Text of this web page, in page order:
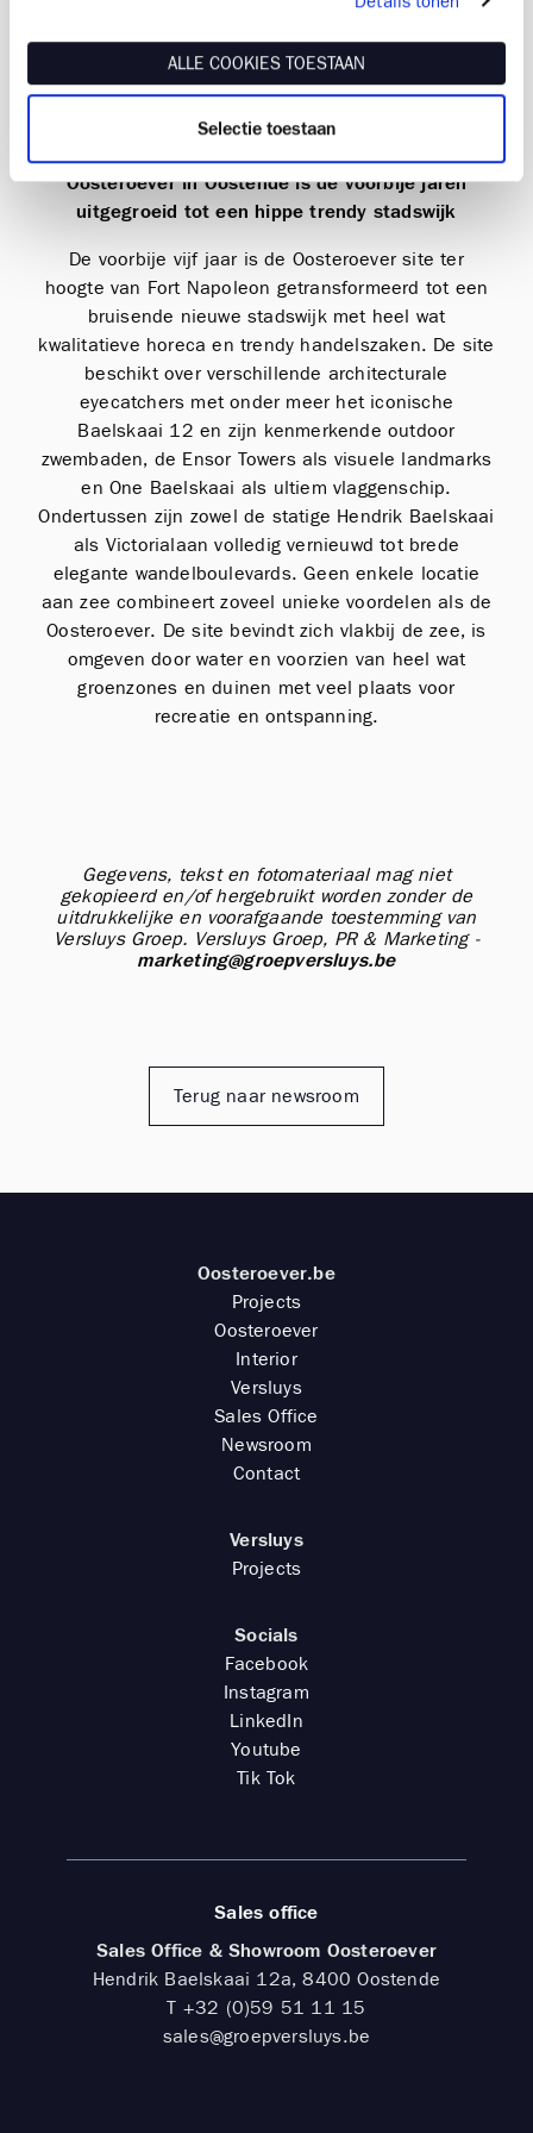
ALLE COOKIES TOESTAAN
Selectie toestaan
Oosteroever in Oostende is de voorbije jaren
uitgegroeid tot een hippe trendy stadswijk
De voorbije vijf jaar is de Oosteroever site ter
hoogte van Fort Napoleon getransformeerd tot een
bruisende nieuwe stadswijk met heel wat
kwalitatieve horeca en trendy handelszaken. De site
beschikt over verschillende architecturale
eyecatchers met onder meer het iconische
Baelskaai 12 en zijn kenmerkende outdoor
zwembaden, de Ensor Towers als visuele landmarks
en One Baelskaai als ultiem vlaggenschip.
Ondertussen zijn zowel de statige Hendrik Baelskaai
als Victorialaan volledig vernieuwd tot brede
elegante wandelboulevards. Geen enkele locatie
aan zee combineert zoveel unieke voordelen als de
Oosteroever. De site bevindt zich vlakbij de zee, is
omgeven door water en voorzien van heel wat
groenzones en duinen met veel plaats voor
recreatie en ontspanning.
Gegevens, tekst en fotomateriaal mag niet
gekopieerd en/of hergebruikt worden zonder de
uitdrukkelijke en voorafgaande toestemming van
Versluys Groep. Versluys Groep, PR & Marketing -
marketing@groepversluys.be
Terug naar newsroom
Oosteroever.be
Projects
Oosteroever
Interior
Versluys
Sales Office
Newsroom
Contact
Versluys
Projects
Socials
Facebook
Instagram
LinkedIn
Youtube
Tik Tok
Sales office
Sales Office & Showroom Oosteroever
Hendrik Baelskaai 12a, 8400 Oostende
T +32 (0)59 51 11 15
sales@groepversluys.be